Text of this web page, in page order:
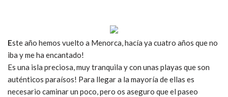
Este año hemos vuelto a Menorca, hacía ya cuatro años que no
iba y me ha encantado!
Es una isla preciosa, muy tranquila y con unas playas que son
auténticos paraísos! Para llegar a la mayoría de ellas es
necesario caminar un poco, pero os aseguro que el paseo